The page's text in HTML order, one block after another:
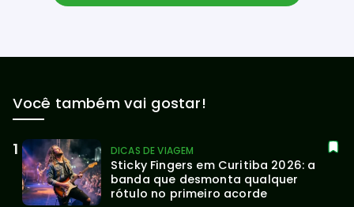
Você também vai gostar!
DICAS DE VIAGEM
Sticky Fingers em Curitiba 2026: a
banda que desmonta qualquer
rótulo no primeiro acorde